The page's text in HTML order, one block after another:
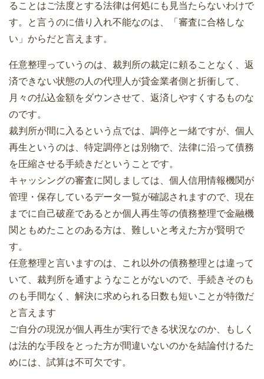
ることはご法度とする法律は何処にも見当たらないわけで
す。と言うのに借り入れ不能なのは、「審査に合格しな
い」からだと言えます。
任意整理っていうのは、裁判所の裁定に頼ることなく、返
済できない状態の人の代理人が貸金業者側と折衝して、
月々の払込金額をダウンさせて、返済しやすくするものな
のです。
裁判所が間に入るという点では、調停と一緒ですが、個人
再生というのは、特定調停とは別物で、法律に沿って債務
を圧縮させる手続きだということです。
キャッシングの審査に関しましては、個人信用情報機関が
管理・保存しているデータ一覧が確認されますので、現在
までに自己破産であるとか個人再生等の債務整理で金融機
関ともめたことのある方は、難しいと考えた方が賢明で
す。
任意整理と言いますのは、これ以外の債務整理とは違って
いて、裁判所を通すようなことがないので、手続きそのも
のも手間なく、解決に求められる日数も短いことが特徴だ
と言えます
ご自分の現況が個人再生が実行できる状況なのか、もしく
は法的な手段をとった方が間違いないのかを結論付けるた
めには、試算は不可欠です。